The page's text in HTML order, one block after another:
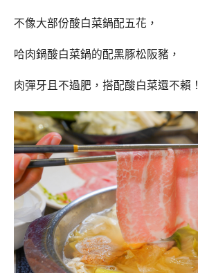
不像大部份酸白菜鍋配五花，
哈肉鍋酸白菜鍋的配黑豚松阪豬，
肉彈牙且不過肥，搭配酸白菜還不賴！